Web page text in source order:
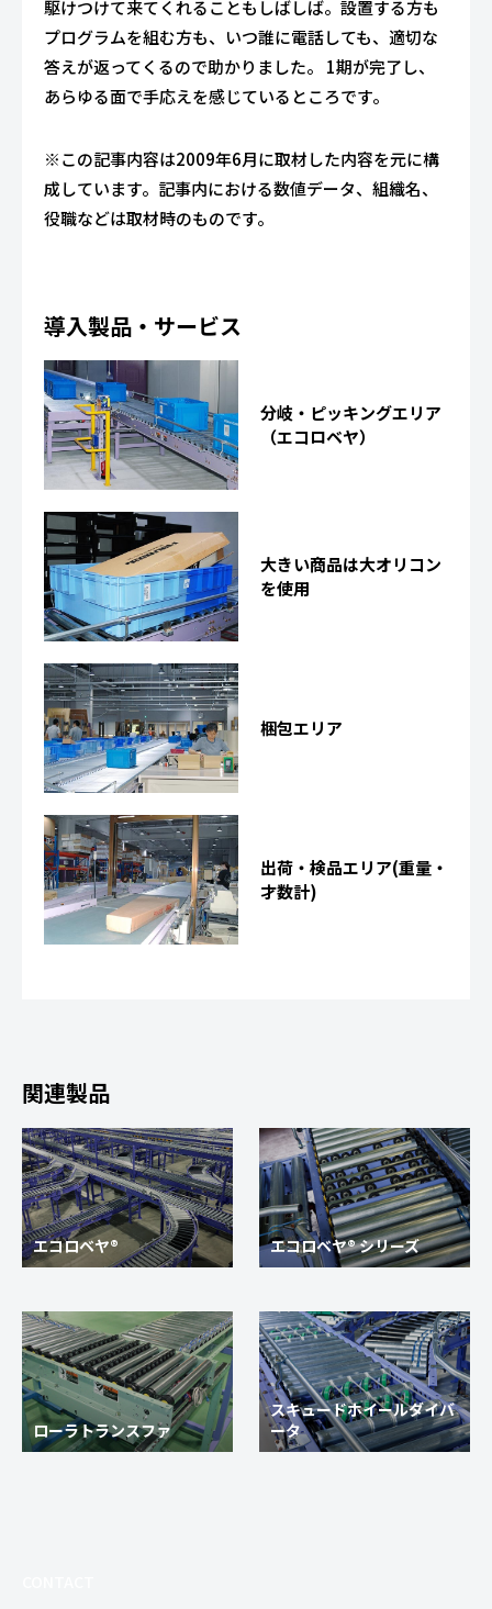
駆けつけて来てくれることもしばしば。設置する方も
プログラムを組む方も、いつ誰に電話しても、適切な
答えが返ってくるので助かりました。 1期が完了し、
あらゆる面で手応えを感じているところです。
※この記事内容は2009年6月に取材した内容を元に構
成しています。記事内における数値データ、組織名、
役職などは取材時のものです。
導入製品・サービス
分岐・ピッキングエリア
（エコロベヤ）
大きい商品は大オリコン
を使用
梱包エリア
出荷・検品エリア(重量・
才数計)
関連製品
エコロベヤ® エコロベヤ® シリーズ
ローラトランスファ
スキュードホイールダイバ
ータ